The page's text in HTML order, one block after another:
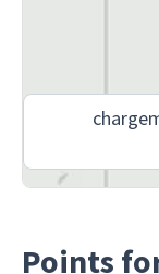
Points